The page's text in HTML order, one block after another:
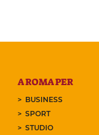
A ROMA PER
BUSINESS
SPORT
STUDIO